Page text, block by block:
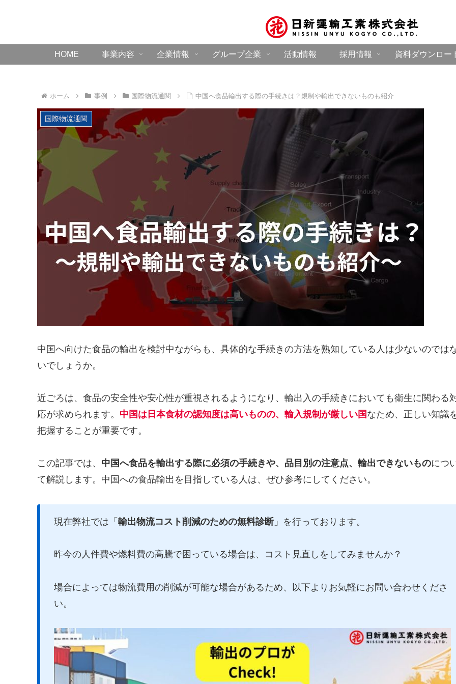
HOME 事業内容 企業情報 グループ企業 活動情報 採用情報 資料ダウンロー
ホーム 事例 国際物流通関 中国へ食品輸出する際の手続きは？規制や輸出できないものも紹介
国際物流通関
中国へ向けた食品の輸出を検討中ながらも、具体的な手続きの方法を熟知している人は少ないのでは
いでしょうか。
近ごろは、食品の安全性や安心性が重視されるようになり、輸出入の手続きにおいても衛生に関わる
応が求められます。 中国は日本食材の認知度は高いものの、輸入規制が厳しい国 なため、正しい知識
把握することが重要です。
この記事では、 中国へ食品を輸出する際に必須の手続きや、品目別の注意点、輸出できないものにつ
て解説します。中国への食品輸出を目指している人は、ぜひ参考にしてください。
現在弊社では「 輸出物流コスト削減のための無料診断」を行っております。
昨今の人件費や燃料費の高騰で困っている場合は、コスト見直しをしてみませんか？
場合によっては物流費用の削減が可能な場合があるため、以下よりお気軽にお問い合わせくださ
い。